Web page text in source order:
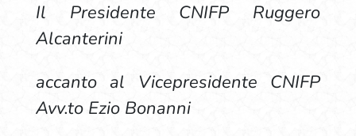
Il Presidente CNIFP Ruggero
Alcanterini
accanto al Vicepresidente CNIFP
Avv.to Ezio Bonanni